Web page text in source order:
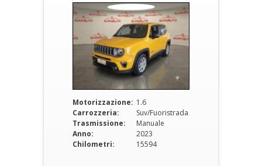
Motorizzazione: 1.6
Carrozzeria:
Suv/Fuoristrada
Trasmissione:
Manuale
Anno:
2023
Chilometri:
15594